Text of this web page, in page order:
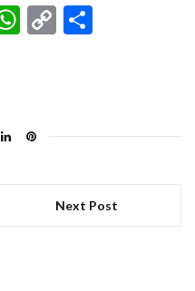
WhatsApp
Copy
Next Post